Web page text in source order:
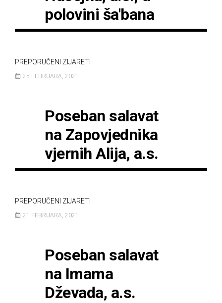
polovini ša'bana
PREPORUČENI ZIJARETI
25 FEBRUARA, 2021
Poseban salavat
na Zapovjednika
vjernih Alija, a.s.
PREPORUČENI ZIJARETI
21 FEBRUARA, 2021
Poseban salavat
na Imama
Dževada, a.s.